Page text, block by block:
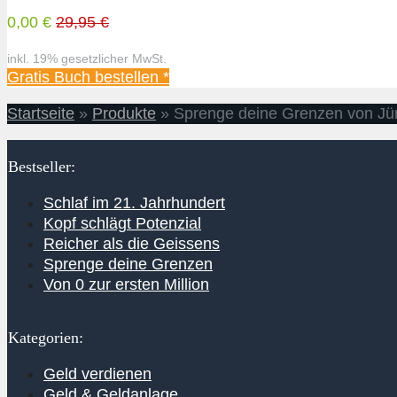
0,00 € 29,95 €
inkl. 19% gesetzlicher MwSt.
Gratis Buch bestellen *
Startseite » Produkte » Sprenge deine Grenzen von
Bestseller:
Schlaf im 21. Jahrhundert
Kopf schlägt Potenzial
Reicher als die Geissens
Sprenge deine Grenzen
Von 0 zur ersten Million
Kategorien:
Geld verdienen